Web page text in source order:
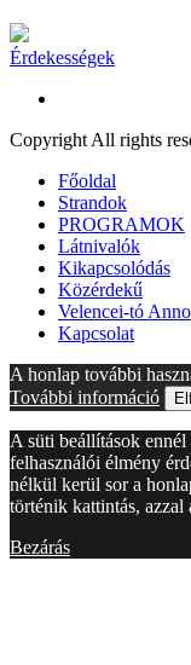
Érdekességek
Copyright All rights
Főoldal
Strandok
PROGRAMOK
Látnivalók
Kikapcsolódás
Közérdekű
Velencei-tó Anno
Kapcsolat
A honlap további
További információ
A süti beállítások
felhasználói élmény
nélkül kerül sor a
történik kattintás, azzal
Bezárás